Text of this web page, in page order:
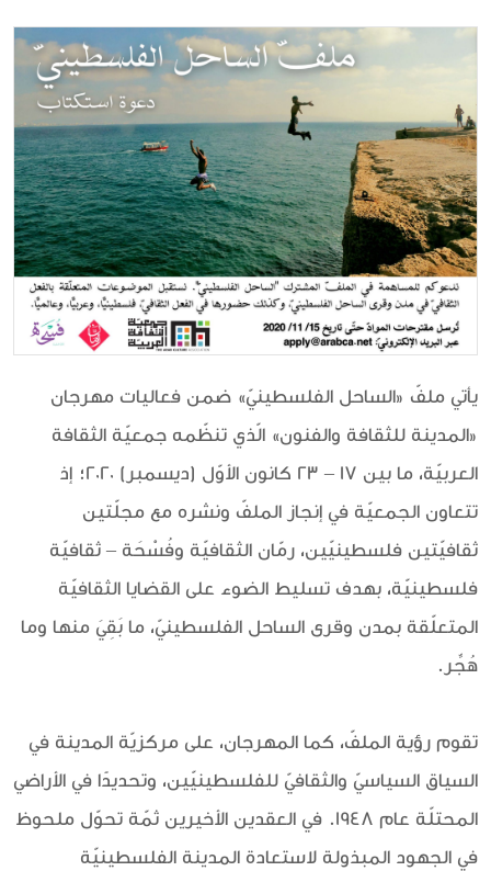
يأتي ملفّ «الساحل الفلسطينيّ» ضمن فعاليات مهرجان
«المدينة للثقافة والفنون» الّذي تنظّمه جمعيّة الثقافة
العربيّة، ما بين 17 – 23 كانون الأوّل (ديسمبر) 2020؛ إذ
تتعاون الجمعيّة في إنجاز الملفّ ونشره مع مجلّتين
ثقافيّتين فلسطينيّين، رمّان الثقافيّة وفُسْحَة – ثقافيّة
فلسطينيّة، بهدف تسليط الضوء على القضايا الثقافيّة
المتعلّقة بمدن وقرى الساحل الفلسطينيّ، ما بَقِيَ منها وما
هُجِّر.
تقوم رؤية الملفّ، كما المهرجان، على مركزيّة المدينة في
السياق السياسيّ والثقافيّ للفلسطينيّين، وتحديدًا في الأراضي
المحتلّة عام 1948. في العقدين الأخيرين ثمّة تحوّل ملحوظ
في الجهود المبذولة لاستعادة المدينة الفلسطينيّة